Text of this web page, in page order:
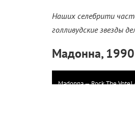
Наших селебрити
голливудские звезды
Мадонна, 1990
Madonna — Rock The